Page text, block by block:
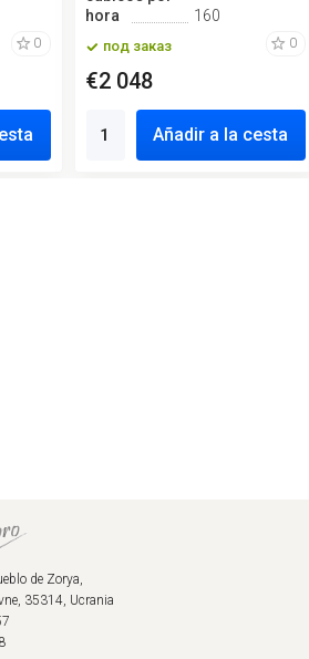
0
hora
160
под заказ 0
€2 048
Añadir a la cesta
de Zorya,
35314, Ucrania